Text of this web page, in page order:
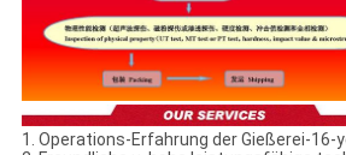
1. Operations-Erfahrung der Gießerei-16-